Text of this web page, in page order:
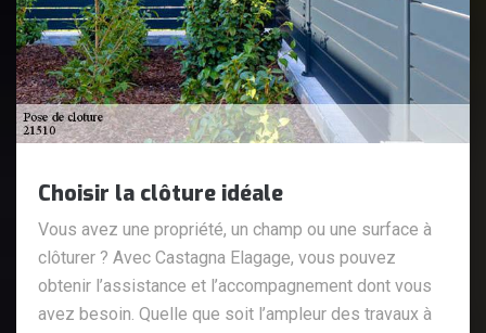
Choisir la clôture idéale
Vous avez une propriété, un champ ou une surface à
clôturer ? Avec Castagna Elagage, vous pouvez
obtenir l’assistance et l’accompagnement dont vous
avez besoin. Quelle que soit l’ampleur des travaux à